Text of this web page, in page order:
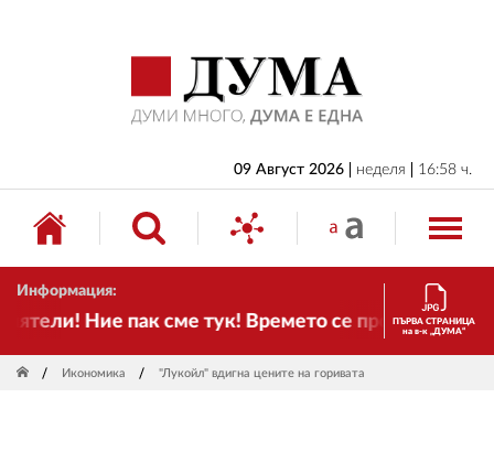
09 Август 2026 неделя 16:58 ч.
Информация:
Ние пак сме тук! Времето се променя иПЪРВА СТРАНИЦА
на в-к „ДУМА“
Икономика "Лукойл" вдигна цените на горивата
БЪЛГАРИЯ
ИКОНОМИКА
ИЗБОРИ
СВЯТ